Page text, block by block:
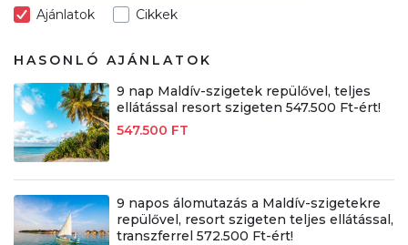
Ajánlatok Cikkek
HASONLÓ AJÁNLATOK
9 nap Maldív-szigetek repülővel, teljes
ellátással resort szigeten 547.500 Ft-ért!
547.500 FT
9 napos álomutazás a Maldív-szigetekre
repülővel, resort szigeten teljes ellátással,
transzferrel 572.500 Ft-ért!